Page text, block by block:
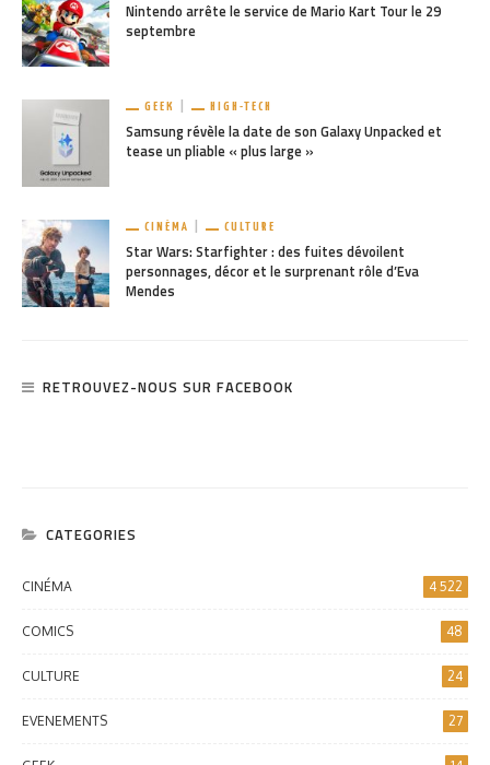
Nintendo arrête le service de Mario Kart Tour le 29
septembre
GEEK HIGH-TECH
Samsung révèle la date de son Galaxy Unpacked et
tease un pliable « plus large »
CINÉMA CULTURE
Star Wars: Starfighter : des fuites dévoilent
personnages, décor et le surprenant rôle d’Eva
Mendes
RETROUVEZ-NOUS SUR FACEBOOK
CATEGORIES
CINÉMA 4 522
COMICS 48
CULTURE 24
EVENEMENTS 27